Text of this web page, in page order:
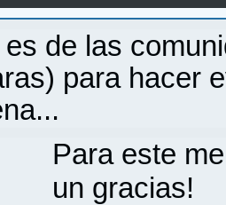
es de las
para hacer
Para este
un gracias!